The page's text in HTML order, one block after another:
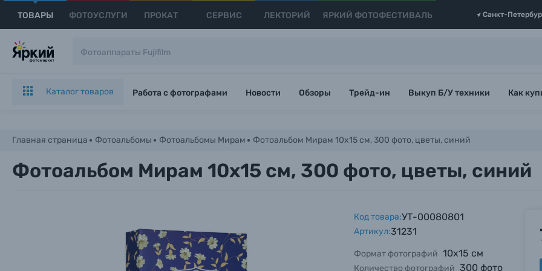
ТОВАРЫ ФОТОУСЛУГИ ПРОКАТ СЕРВИС ЛЕКТОРИЙ ЯРКИЙ ФОТОФЕСТИВАЛЬ Санкт-
Каталог товаров Работа с фотографами Новости Обзоры Трейд-ин Выкуп Б/У техники Как
Главная страница Фотоальбомы Фотоальбомы Мирам Фотоальбом Мирам 10x15 см, 300 фото, цветы, синий
Фотоальбом Мирам 10x15 см, 300 фото, цветы, синий
Код товара:УТ-00080801
Артикул:31231
Формат фотографий 10х15 см
Количество фотографий 300 фото